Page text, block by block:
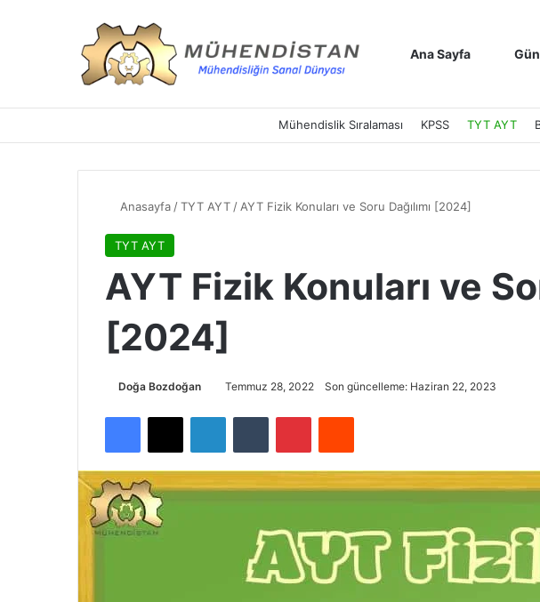
Ana Sayfa
Mühendislik Sıralaması KPSS TYT AYT
Anasayfa /TYT AYT / AYT Fizik Konuları ve Soru Dağılımı [2024]
TYT AYT
AYT Fizik Konuları ve
[2024]
Doğa Bozdoğan Temmuz 28, 2022 Son güncelleme: Haziran 22, 2023
Facebook
X LinkedInTumblr PinterestReddit